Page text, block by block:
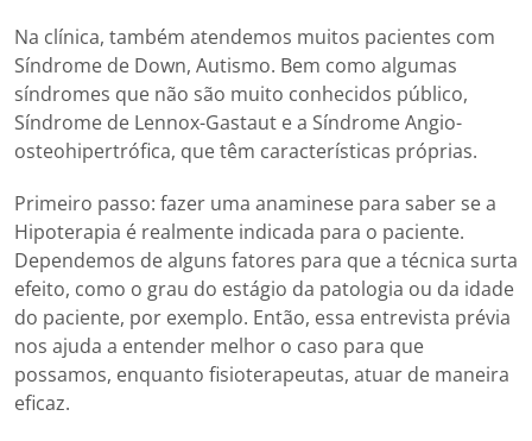
Na clínica, também atendemos muitos pacientes com
Síndrome de Down, Autismo. Bem como algumas
síndromes que não são muito conhecidos público,
Síndrome de Lennox-Gastaut e a Síndrome Angio-
osteohipertrófica, que têm características próprias.
Primeiro passo: fazer uma anaminese para saber se a
Hipoterapia é realmente indicada para o paciente.
Dependemos de alguns fatores para que a técnica surta
efeito, como o grau do estágio da patologia ou da idade
do paciente, por exemplo. Então, essa entrevista prévia
nos ajuda a entender melhor o caso para que
possamos, enquanto fisioterapeutas, atuar de maneira
eficaz.